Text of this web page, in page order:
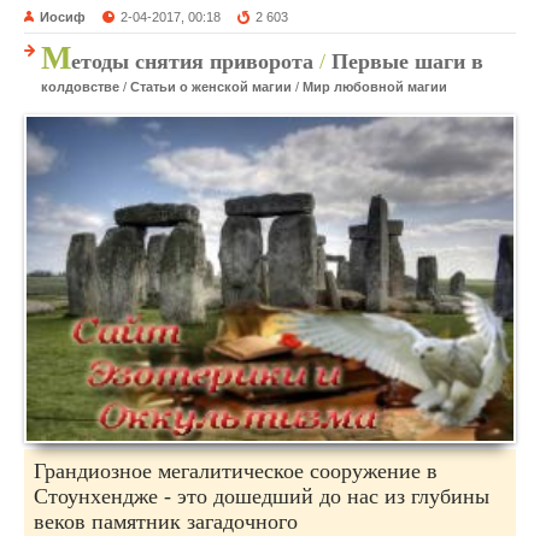
Иосиф 2-04-2017, 00:18 2 603
Методы снятия приворота / Первые шаги в
колдовстве / Статьи о женской магии / Мир любовной магии
Грандиозное мегалитическое сооружение в
Стоунхендже - это дошедший до нас из глубины
веков памятник загадочного